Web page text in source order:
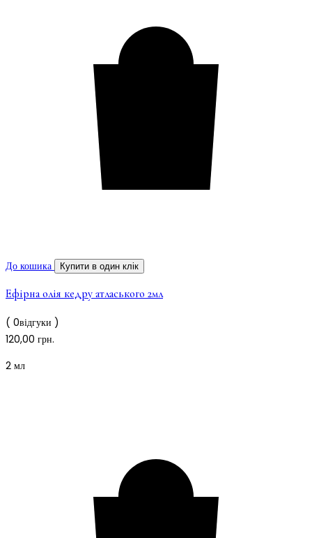
До кошика Купити в один клік
Ефірна олія кедру атласького 2мл
( 0відгуки )
120,00 грн.
2 мл